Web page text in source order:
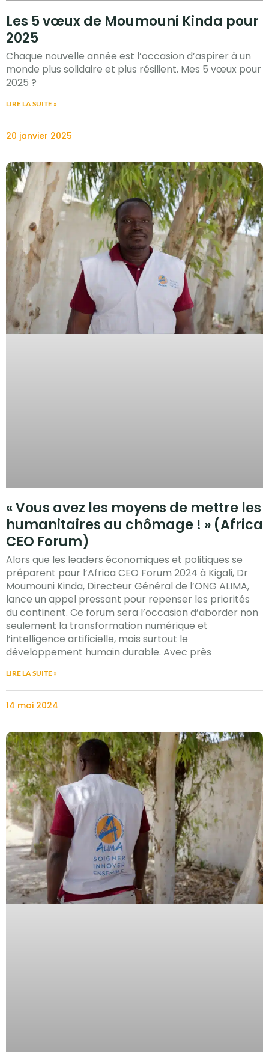
Les 5 vœux de Moumouni Kinda pour
2025
Chaque nouvelle année est l’occasion d’aspirer à un
monde plus solidaire et plus résilient. Mes 5 vœux pour
2025 ?
LIRE LA SUITE »
20 janvier 2025
« Vous avez les moyens de mettre les
humanitaires au chômage ! » (Africa
CEO Forum)
Alors que les leaders économiques et politiques se
préparent pour l’Africa CEO Forum 2024 à Kigali, Dr
Moumouni Kinda, Directeur Général de l’ONG ALIMA,
lance un appel pressant pour repenser les priorités
du continent. Ce forum sera l’occasion d’aborder non
seulement la transformation numérique et
l’intelligence artificielle, mais surtout le
développement humain durable. Avec près
LIRE LA SUITE »
14 mai 2024